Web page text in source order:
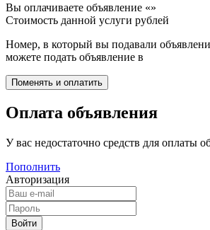
Вы оплачиваете объявление «»
Стоимость данной услуги рублей
Номер, в который вы подавали
можете подать объявление в
Оплата объявления
У вас недостаточно средств для оплаты
Пополнить
Авторизация